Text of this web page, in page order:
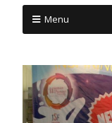
Menu